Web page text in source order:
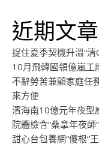
近期文章
捉住夏季契機升溫“
10月飛韓國領億嵐工
不辭勞苦兼顧家庭任
來方便
濱海南10億元年夜型
院體檢含“桑拿年夜師”
甜心台包養網“傻根”